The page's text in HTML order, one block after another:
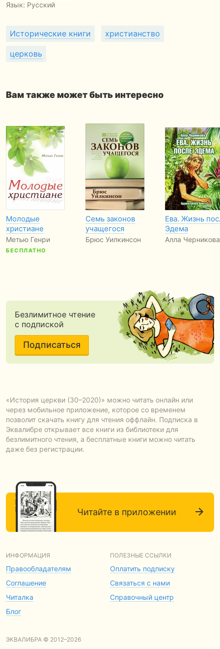
Язык: Русский
Исторические книги христианство
церковь
Вам также может быть интересно
Молодые
христиане
Метью Генри
БЕСПЛАТНО
Семь законов
учащегося
Брюс Уилкинсон
Ева. Жизнь
Эдема
Алла Черникова
Безлимитное чтение
с подпиской
Подписаться
«История церкви (30–2020)» можно читать онлайн или
через мобильное приложение, которое со временем
позволит скачать книгу для чтения оффлайн. Подписка в
Эквалибре открывает все книги из библиотеки для
безлимитного чтения, а бесплатные книги можно читать
даже без регистрации.
Читайте в приложении
ИНФОРМАЦИЯ
Правообладателям
Соглашение
Читалка
Блог
ПОЛЕЗНЫЕ ССЫЛКИ
Оплатить подписку
Связаться с нами
Справочный центр
ЭКВАЛИБРА © 2012–2026